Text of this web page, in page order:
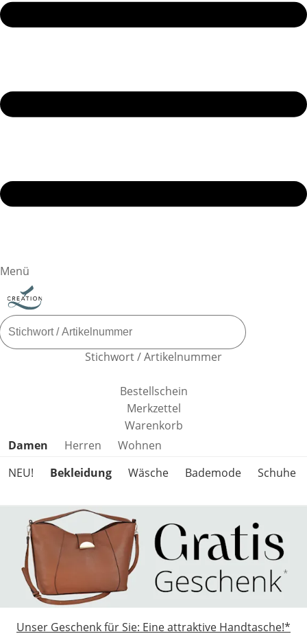
Menü
Stichwort / Artikelnummer
Bestellschein
Merkzettel
Warenkorb
Produktkategorien überspringen
Damen Herren
Wohnen
NEU!
Bekleidung Wäsche Bademode Schuhe
Unser Geschenk für Sie: Eine attraktive Handtasche!*